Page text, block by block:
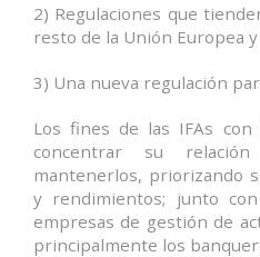
2) Regulaciones que
resto de la Unión Europea
3) Una nueva regulación
Los fines de las IFAs
concentrar su
mantenerlos, priorizando
y rendimientos; junto
empresas de gestión de
principalmente los